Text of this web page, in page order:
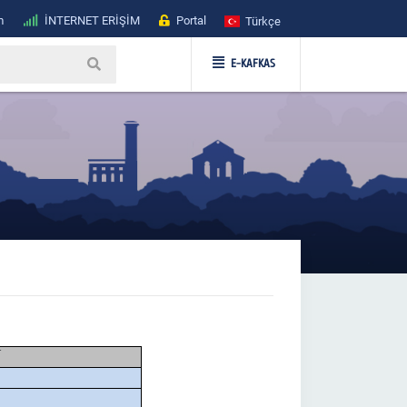
İNTERNET ERİŞİM Portal Türkçe
E-KAFKAS